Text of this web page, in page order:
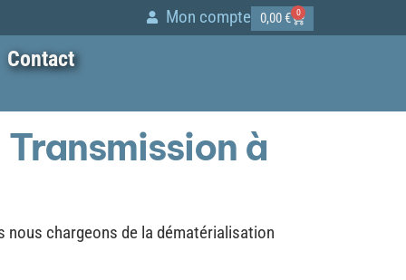
0,00€ 0
Mon compte
Contact
à
nous chargeons de la dématérialisation